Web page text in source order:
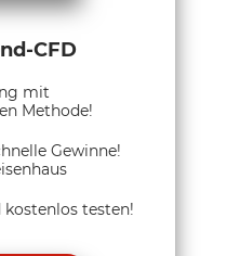
CFD
mit
Methode!
Gewinne!
testen!